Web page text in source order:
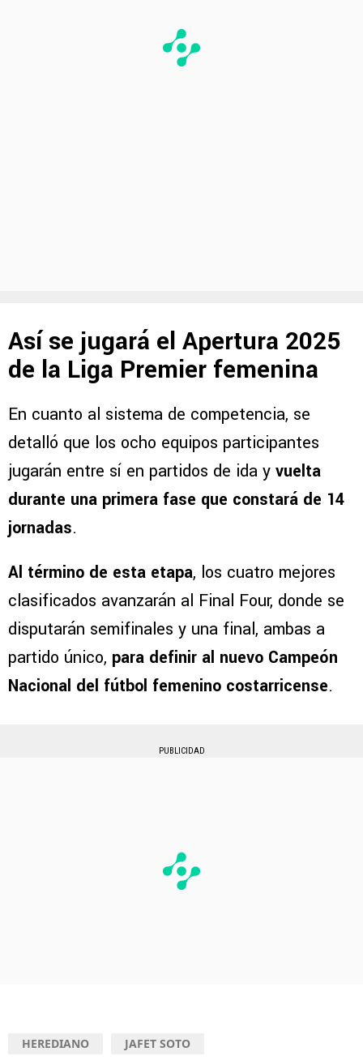
Así se jugará el Apertura 2025
de la Liga Premier femenina
En cuanto al sistema de competencia, se
detalló que los ocho equipos participantes
jugarán entre sí en partidos de ida y vuelta
durante una primera fase que constará de 14
jornadas.
Al término de esta etapa, los cuatro mejores
clasificados avanzarán al Final Four, donde se
disputarán semifinales y una final, ambas a
partido único, para definir al nuevo Campeón
Nacional del fútbol femenino costarricense.
PUBLICIDAD
HEREDIANO JAFET SOTO